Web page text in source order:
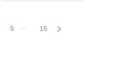
5 15